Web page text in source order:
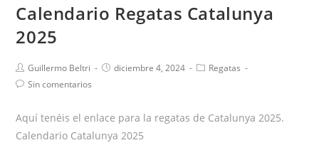
Calendario Regatas Catalunya
2025
Guillermo Beltri diciembre 4, 2024
Regatas
Sin comentarios
Aquí tenéis el enlace para la regatas de Catalunya 2025.
Calendario Catalunya 2025